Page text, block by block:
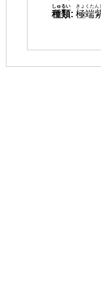
種類
しゅるい
: 極端
きょくたん